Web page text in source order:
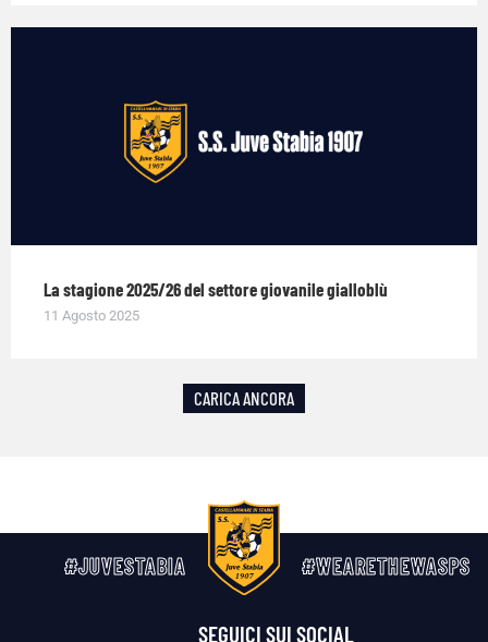
La stagione 2025/26 del settore giovanile gialloblù
11 Agosto 2025
CARICA ANCORA
#JUVESTABIA #WEARETHEWASPS
SEGUICI SUI SOCIAL